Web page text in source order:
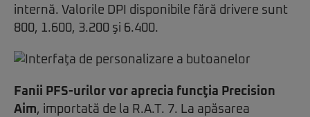
internă. Valorile DPI disponibile fără drivere sunt
800, 1.600, 3.200 şi 6.400.
Fanii PFS-urilor vor aprecia funcţia Precision
Aim, importată de la R.A.T. 7. La apăsarea